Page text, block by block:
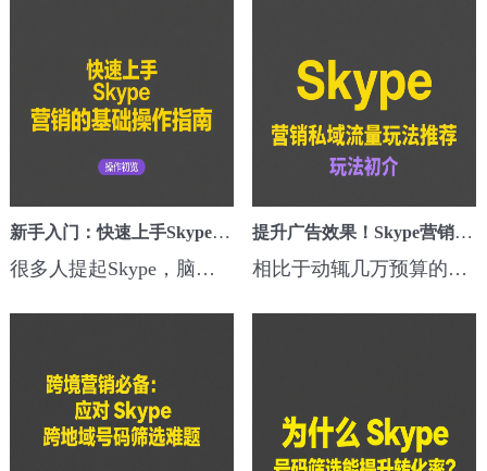
新手入门：快速上手Skype营销的基础操作指南
很多人提起Skype，脑海中第一反应可能是“开会”“视频通话”💻，但你知道吗？它其实也是一个非常实用的海外营销工具。尤其是在B2B外贸、跨境SaaS、专业服务推广中，Skype仍是一些地区客户的首选沟通渠道。对于新手来说，不懂从哪下手也很正常，本文将带你从0入门，一步步掌握Skype营销的基础操作。添加潜在客户：不是加得...
提升广告效果！Skype营销私域流量玩法推荐
相比于动辄几万预算的广告投放，私域流量的持续转化价值正在被越来越多跨境从业者重视。而Skype，作为仍在海外市场稳定活跃的即时通讯工具📞，正在成为构建私域流量的新入口。本篇文章将带你了解如何通过Skype做出效果可控、转化率更高的私域营销体系，帮助你在2025年营销格局中脱颖而出📈。Skype=私域入口？你可能低估了...